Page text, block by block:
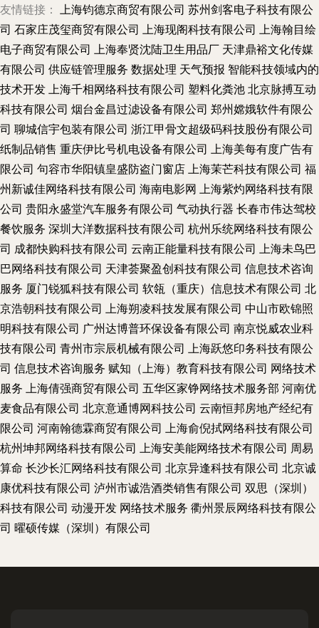
友情链接： 上海钧德京商贸有限公司 苏州剑客电子科技有限公
司 石家庄茂玺商贸有限公司 上海现阁科技有限公司
上海翰目绘
电子商贸有限公司
上海奉贤沈陆卫生用品厂 天津鼎裕文化传媒
有限公司 供应链管理服务 数据处理 天气预报 智能科技领域内的
技术开发
上海千相网络科技有限公司 塑料化粪池 北京脉搏互动
科技有限公司 烟台金昌过滤设备有限公司 郑州嫦娥软件有限公
司 聊城信宇包装有限公司 浙江甲骨文超级码科技股份有限公司
纸制品销售 重庆伊比号机电设备有限公司
上海美每有度广告有
限公司 句容市华阳镇皇盛防盗门窗店 上海茉芒科技有限公司 福
州新诚佳网络科技有限公司 海南电影网
上海紫灼网络科技有限
公司 贵阳永盛堂汽车服务有限公司 气动执行器 长春市伟达驾校
餐饮服务 深圳大洋数据科技有限公司 杭州乐统网络科技有限公
司 成都快购科技有限公司 云南正能量科技有限公司
上海未鸟巴
巴网络科技有限公司 天津荟聚盈创科技有限公司 信息技术咨询
服务 厦门锐狐科技有限公司 软瓴（重庆）信息技术有限公司 北
京浩朝科技有限公司
上海朔凌科技发展有限公司 中山市欧锦照
明科技有限公司 广州达博普环保设备有限公司 南京悦威农业科
技有限公司 青州市宗辰机械有限公司
上海跃悠印务科技有限公
司 信息技术咨询服务 赋知（上海）教育科技有限公司 网络技术
服务
上海倩强商贸有限公司 五华区家铮网络技术服务部 河南优
麦食品有限公司 北京意通博网科技公司 云南恒邦房地产经纪有
限公司 河南翰德霖商贸有限公司
上海俞倪拭网络科技有限公司
杭州坤邦网络科技有限公司
上海安美能网络技术有限公司 周易
算命 长沙长汇网络科技有限公司 北京异逢科技有限公司 北京诚
康优科技有限公司 泸州市诚浩酒类销售有限公司 双思（深圳）
科技有限公司 动漫开发 网络技术服务 衢州景辰网络科技有限公
司 曜硕传媒（深圳）有限公司